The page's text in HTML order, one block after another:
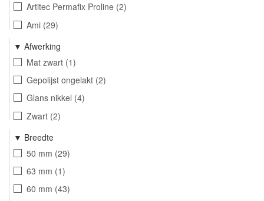
Artitec Permafix Proline 2
Ami 29
Intersteel
Kirkpatrick
9
Mariani
16
AXA 2
Mandelli1953
GPF Bouwbeslag
QlinQ
2
Wallebroek
Mi Satori 19
Afwerking
Mat zwart 1
Gepolijst ongelakt 2
Glans nikkel 4
Zwart 2
Gepolijst gelakt
Getrommeld ongelakt
Mat nikkel ongelakt
Glans chroom
Breedte
50 mm 29
63 mm 1
60 mm 43